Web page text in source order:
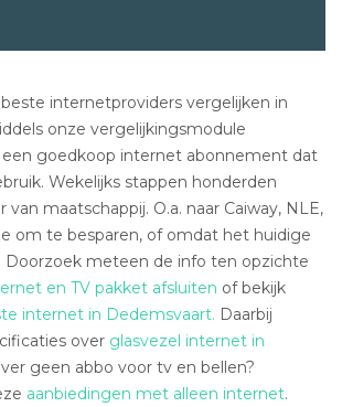
internetproviders vergelijken in
onze vergelijkingsmodule
een goedkoop internet abonnement dat
Wekelijks stappen honderden
van maatschappij. O.a. naar Caiway, NLE,
om te besparen, of omdat het huidige
Doorzoek meteen de info ten opzichte
en TV pakket afsluiten of bekijk
internet in Dedemsvaart. Daarbij
over glasvezel internet in
geen abbo voor tv en bellen?
aanbiedingen met alleen internet.